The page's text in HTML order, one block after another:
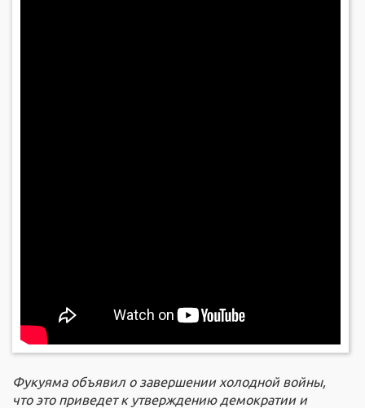
Фукуяма объявил о завершении холодной войны,
что это приведет к утверждению демократии и